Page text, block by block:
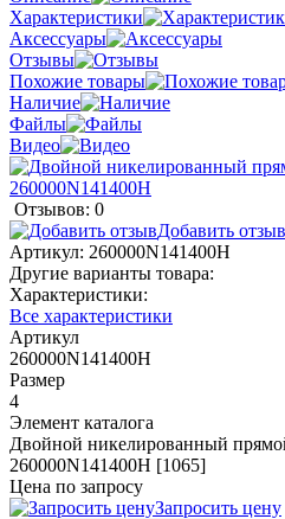
Характеристики
Аксессуары
Отзывы
Похожие товары
Наличие
Файлы
Видео
Отзывов: 0
Добавить отзыв
Артикул: 260000N141400H
Другие варианты товара:
Характеристики:
Все характеристики
Артикул
260000N141400H
Размер
4
Элемент каталога
Двойной никелированный
260000N141400H [1065]
Цена по запросу
Запросить цену